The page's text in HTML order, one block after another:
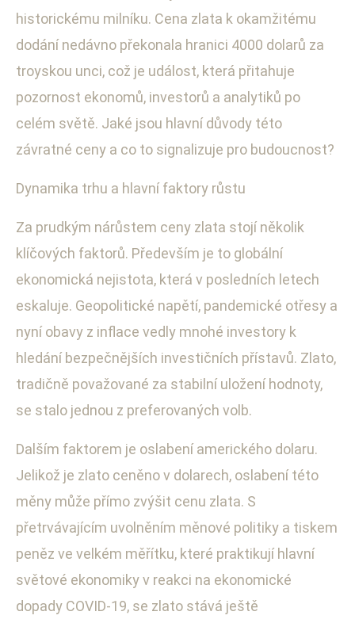
8. 10. 2025 · 3 min čtení · Autor: Petra Fialová
historickému milníku. Cena zlata k okamžitému
dodání nedávno překonala hranici 4000 dolarů za
troyskou unci, což je událost, která přitahuje
pozornost ekonomů, investorů a analytiků po
celém světě. Jaké jsou hlavní důvody této
závratné ceny a co to signalizuje pro budoucnost?
Dynamika trhu a hlavní faktory růstu
Za prudkým nárůstem ceny zlata stojí několik
klíčových faktorů. Především je to globální
ekonomická nejistota, která v posledních letech
eskaluje. Geopolitické napětí, pandemické otřesy a
nyní obavy z inflace vedly mnohé investory k
hledání bezpečnějších investičních přístavů. Zlato,
tradičně považované za stabilní uložení hodnoty,
se stalo jednou z preferovaných volb.
Dalším faktorem je oslabení amerického dolaru.
Jelikož je zlato ceněno v dolarech, oslabení této
měny může přímo zvýšit cenu zlata. S
přetrvávajícím uvolněním měnové politiky a tiskem
peněz ve velkém měřítku, které praktikují hlavní
světové ekonomiky v reakci na ekonomické
dopady COVID-19, se zlato stává ještě